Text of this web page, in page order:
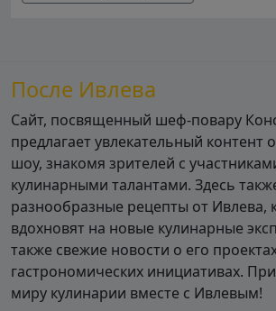
После Ивлева
Сайт, посвященный шеф-повару
предлагает увлекательный контент
шоу, знакомя зрителей с
кулинарными талантами. Здесь
разнообразные рецепты от Ивлева,
вдохновят на новые кулинарные
также свежие новости о его
гастрономических инициативах.
миру кулинарии вместе с Ивлевым!